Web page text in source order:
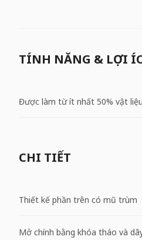
TÍNH NĂNG & LỢI
Được làm từ ít nhất 50% vật
CHI TIẾT
Thiết kế phần trên có mũ trùm
Mở chính bằng khóa tháo và